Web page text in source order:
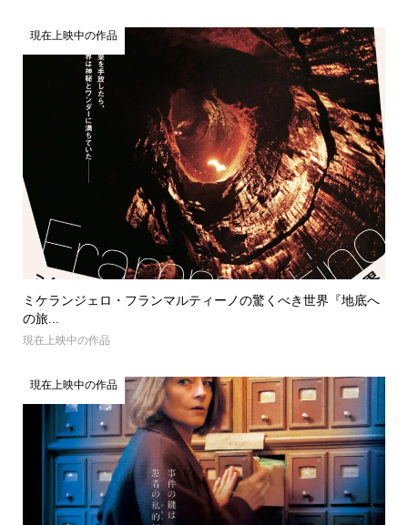
現在上映中の作品
ミケランジェロ・フランマルティーノの驚くべき世界『地底へ
の旅...
現在上映中の作品
現在上映中の作品